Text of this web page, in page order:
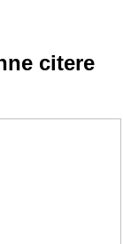
citere